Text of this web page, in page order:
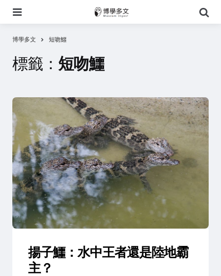
尋
博學多文 短吻鱷
標籤： 短吻鱷
揚子鱷：水中王者還是陸地霸
主？